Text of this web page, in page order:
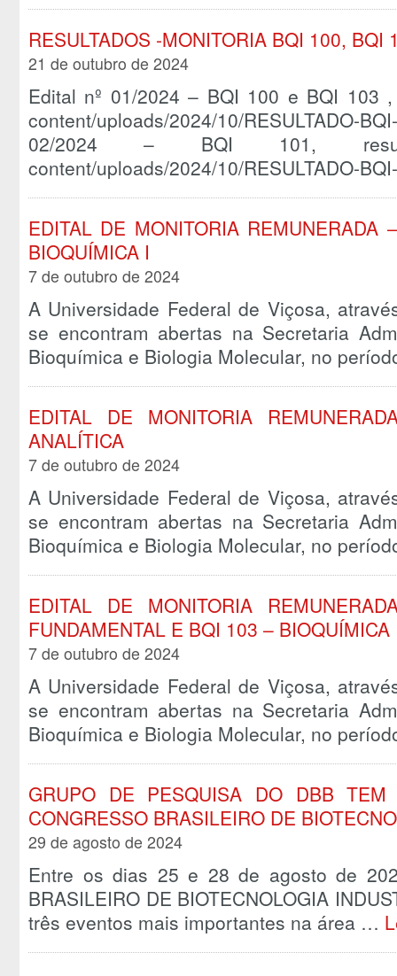
RESULTADOS -MONITORIA BQI 100, BQI
21 de outubro de 2024
Edital nº 01/2024 – BQI 100 e BQI 103
content/uploads/2024/10/RESULTADO-
02/2024 – BQI 101,
content/uploads/2024/10/RESULTADO-
EDITAL DE MONITORIA
BIOQUÍMICA I
7 de outubro de 2024
A Universidade Federal de Viçosa,
se encontram abertas na Secretaria
Bioquímica e Biologia Molecular, no
EDITAL DE MONITORIA
ANALÍTICA
7 de outubro de 2024
A Universidade Federal de Viçosa,
se encontram abertas na Secretaria
Bioquímica e Biologia Molecular, no
EDITAL DE MONITORIA
FUNDAMENTAL E BQI 103 – BIOQUÍMICA
7 de outubro de 2024
A Universidade Federal de Viçosa,
se encontram abertas na Secretaria
Bioquímica e Biologia Molecular, no
GRUPO DE PESQUISA DO DBB
CONGRESSO BRASILEIRO DE
29 de agosto de 2024
Entre os dias 25 e 28 de agosto de
BRASILEIRO DE BIOTECNOLOGIA
três eventos mais importantes na área …